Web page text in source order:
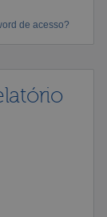
de acesso?